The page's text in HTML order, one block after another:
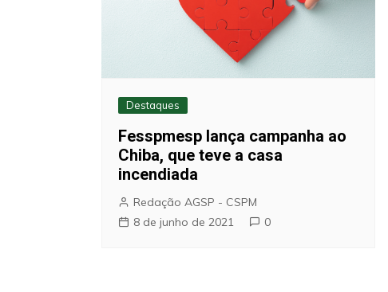
Destaques
Fesspmesp lança campanha ao
Chiba, que teve a casa
incendiada
Redação AGSP - CSPM
8 de junho de 2021
0